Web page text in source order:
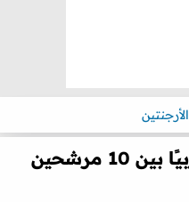
الأرجنتين
سكالوني يختار منتخبًا عربيًا بين 10 مرشحين